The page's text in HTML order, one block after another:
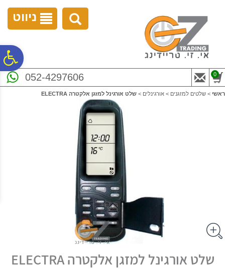
נגישות
ניווט
052-4297606 0
ראשי > שלטים למזגנים > אורגינלים > שלט אורגינל למזגן אלקטרה ELECTRA
שלט אורגינל למזגן אלקטרה ELECTRA